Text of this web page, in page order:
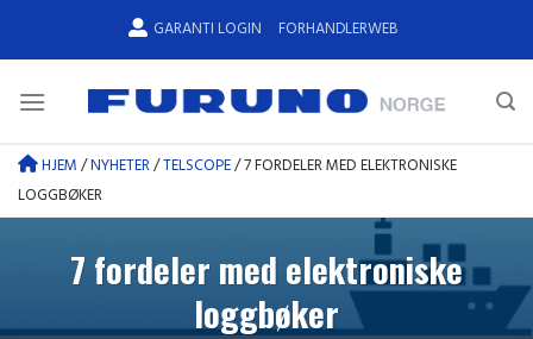
GARANTI LOGIN FORHANDLERWEB
HJEM/NYHETER/TELSCOPE/7 FORDELER MED ELEKTRONISKE
LOGGBØKER
7 fordeler med elektroniske
loggbøker